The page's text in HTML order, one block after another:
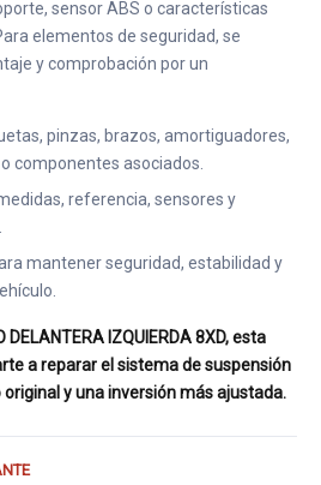
sensor ABS o características
elementos de seguridad, se
y comprobación por un
pinzas, brazos, amortiguadores,
componentes asociados.
referencia, sensores y
mantener seguridad, estabilidad y
DELANTERA IZQUIERDA 8XD, esta
a reparar el sistema de suspensión
y una inversión más ajustada.